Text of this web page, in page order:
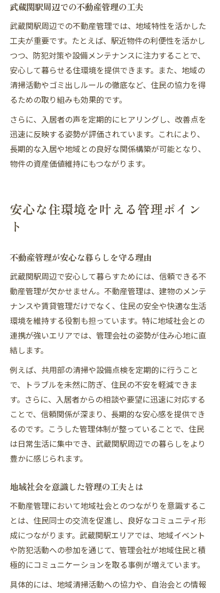
武蔵関駅周辺での不動産管理の工夫
武蔵関駅周辺での不動産管理では、地域特性を活かした
工夫が重要です。たとえば、駅近物件の利便性を活かし
つつ、防犯対策や設備メンテナンスに注力することで、
安心して暮らせる住環境を提供できます。また、地域の
清掃活動やゴミ出しルールの徹底など、住民の協力を得
るための取り組みも効果的です。
さらに、入居者の声を定期的にヒアリングし、改善点を
迅速に反映する姿勢が評価されています。これにより、
長期的な入居や地域との良好な関係構築が可能となり、
物件の資産価値維持にもつながります。
安心な住環境を叶える管理ポイン
ト
不動産管理が安心な暮らしを守る理由
武蔵関駅周辺で安心して暮らすためには、信頼できる不
動産管理が欠かせません。不動産管理は、建物のメンテ
ナンスや賃貸管理だけでなく、住民の安全や快適な生活
環境を維持する役割も担っています。特に地域社会との
連携が強いエリアでは、管理会社の姿勢が住み心地に直
結します。
例えば、共用部の清掃や設備点検を定期的に行うこと
で、トラブルを未然に防ぎ、住民の不安を軽減できま
す。さらに、入居者からの相談や要望に迅速に対応する
ことで、信頼関係が深まり、長期的な安心感を提供でき
るのです。こうした管理体制が整っていることで、住民
は日常生活に集中でき、武蔵関駅周辺での暮らしをより
豊かに感じられます。
地域社会を意識した管理の工夫とは
不動産管理において地域社会とのつながりを意識するこ
とは、住民同士の交流を促進し、良好なコミュニティ形
成につながります。武蔵関駅エリアでは、地域イベント
や防犯活動への参加を通じて、管理会社が地域住民と積
極的にコミュニケーションを取る事例が増えています。
具体的には、地域清掃活動への協力や、自治会との情報